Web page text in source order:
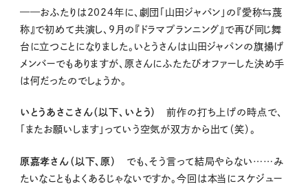
——おふたりは2024年に、劇団「山田ジャパン」の『愛称⇆蔑
称』で初めて共演し、9月の『ドラマプランニング』で再び同じ舞
台に立つことになりました。いとうさんは山田ジャパンの旗揚げ
メンバーでもありますが、原さんにふたたびオファーした決め手
は何だったのでしょうか。
いとうあさこさん（以下、いとう）
前作の打ち上げの時点で、
「またお願いします」っていう空気が双方から出て（笑）。
原嘉孝さん（以下、原）
でも、そう言って結局やらない……み
たいなこともよくあるじゃないですか。今回は本当にスケジュー